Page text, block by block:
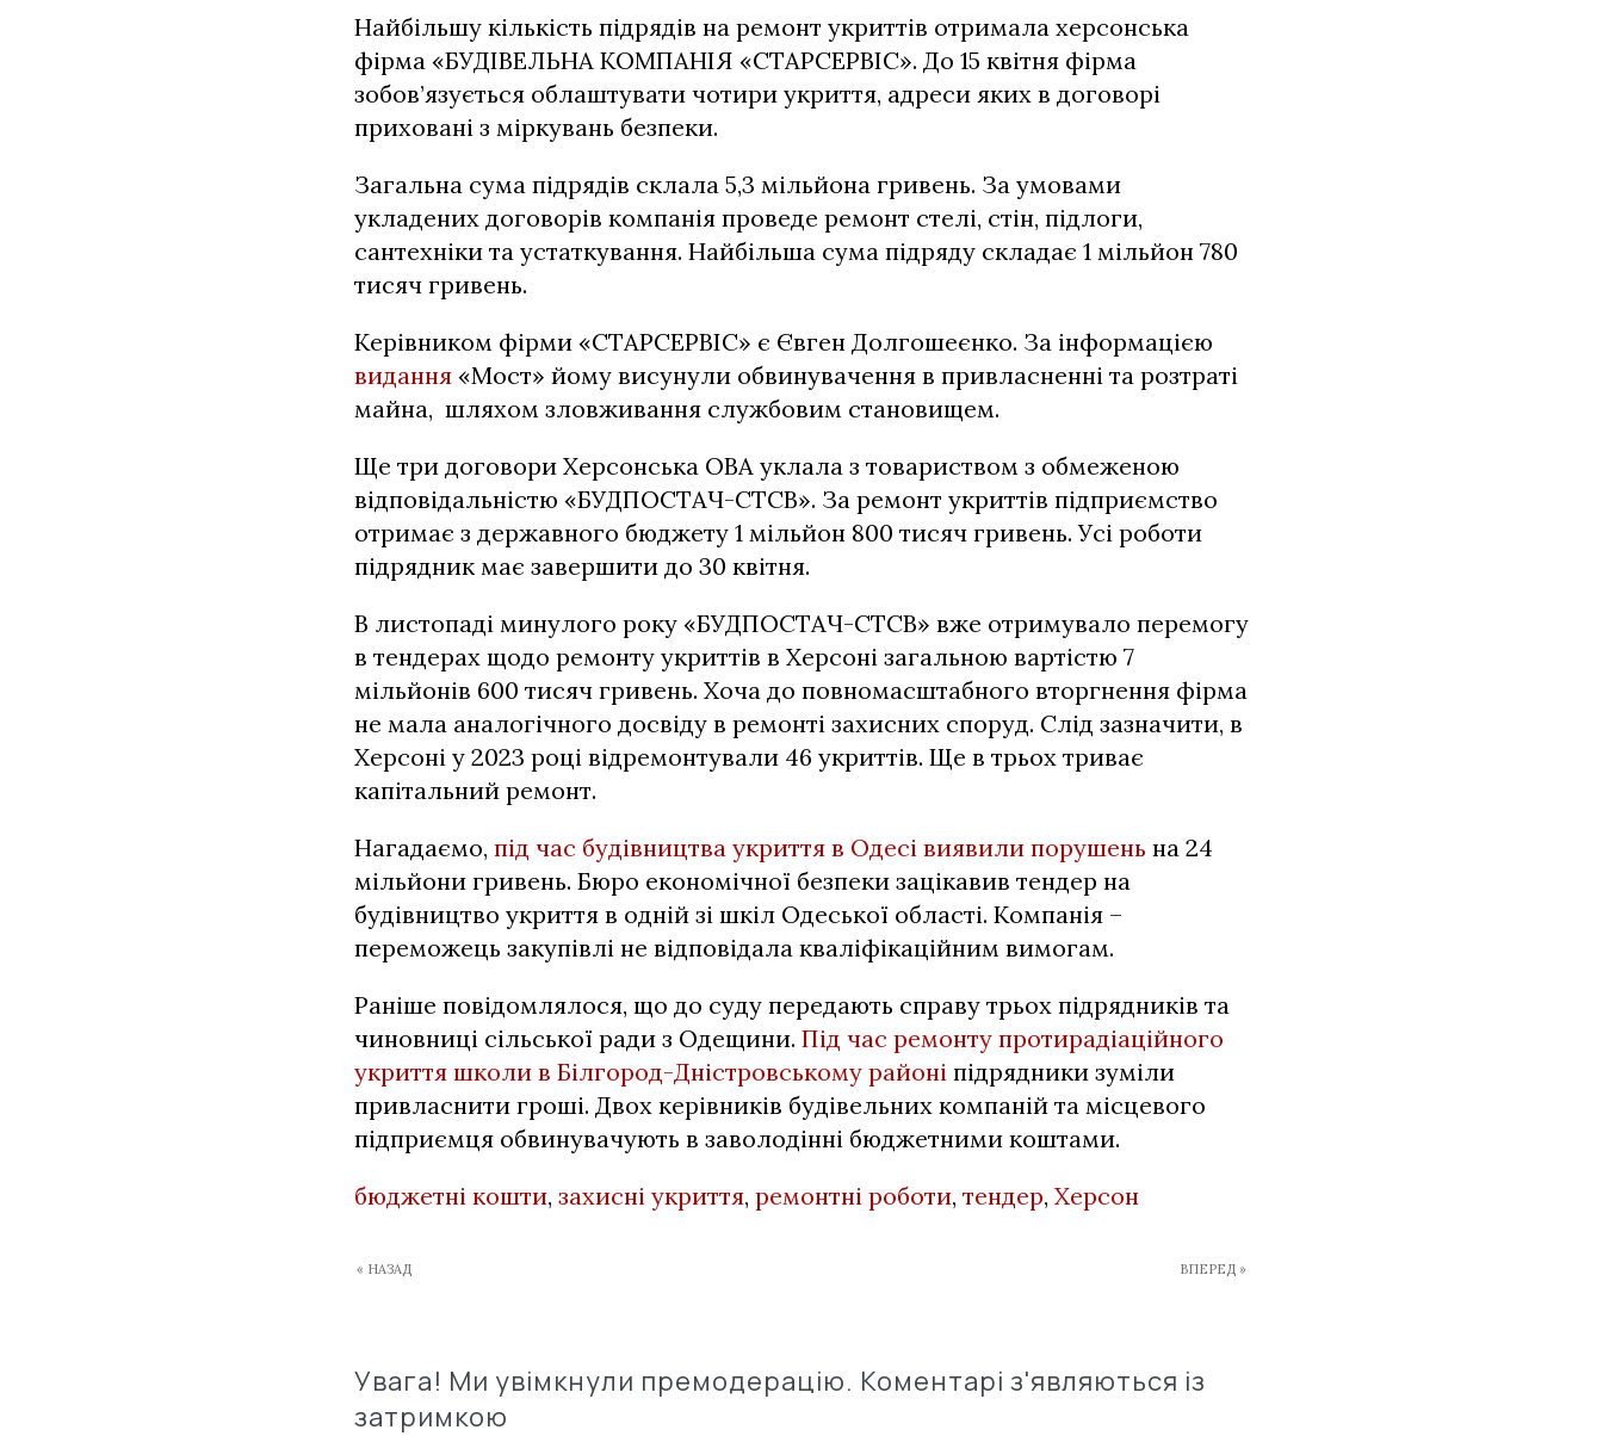
Найбільшу кількість підрядів на ремонт укриттів отримала херсонська
фірма «БУДІВЕЛЬНА КОМПАНІЯ «СТАРСЕРВІС». До 15 квітня фірма
зобов’язується облаштувати чотири укриття, адреси яких в договорі
приховані з міркувань безпеки.
Загальна сума підрядів склала 5,3 мільйона гривень. За умовами
укладених договорів компанія проведе ремонт стелі, стін, підлоги,
сантехніки та устаткування. Найбільша сума підряду складає 1 мільйон 780
тисяч гривень.
Керівником фірми «СТАРСЕРВІС» є Євген Долгошеєнко. За інформацією
видання «Мост» йому висунули обвинувачення в привласненні та розтраті
майна, шляхом зловживання службовим становищем.
Ще три договори Херсонська ОВА уклала з товариством з обмеженою
відповідальністю «БУДПОСТАЧ-СТСВ». За ремонт укриттів підприємство
отримає з державного бюджету 1 мільйон 800 тисяч гривень. Усі роботи
підрядник має завершити до 30 квітня.
В листопаді минулого року «БУДПОСТАЧ-СТСВ» вже отримувало перемогу
в тендерах щодо ремонту укриттів в Херсоні загальною вартістю 7
мільйонів 600 тисяч гривень. Хоча до повномасштабного вторгнення фірма
не мала аналогічного досвіду в ремонті захисних споруд. Слід зазначити, в
Херсоні у 2023 році відремонтували 46 укриттів. Ще в трьох триває
капітальний ремонт.
Нагадаємо, під час будівництва укриття в Одесі виявили порушень на 24
мільйони гривень. Бюро економічної безпеки зацікавив тендер на
будівництво укриття в одній зі шкіл Одеської області. Компанія –
переможець закупівлі не відповідала кваліфікаційним вимогам.
Раніше повідомлялося, що до суду передають справу трьох підрядників та
чиновниці сільської ради з Одещини. Під час ремонту протирадіаційного
укриття школи в Білгород-Дністровському районі підрядники зуміли
привласнити гроші. Двох керівників будівельних компаній та місцевого
підприємця обвинувачують в заволодінні бюджетними коштами.
бюджетні кошти, захисні укриття, ремонтні роботи, тендер, Херсон
« НАЗАД ВПЕРЕД »
Увага! Ми увімкнули премодерацію. Коментарі з'являються із
затримкою